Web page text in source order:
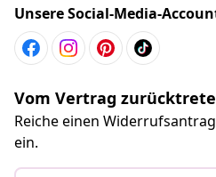
Unsere Social-Media-
Vom Vertrag
Reiche einen
ein.